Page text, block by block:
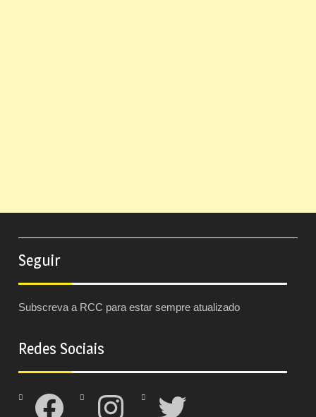
Seguir
Subscreva a RCC para estar sempre atualizado
Redes Sociais
Facebook Instagram Twitter